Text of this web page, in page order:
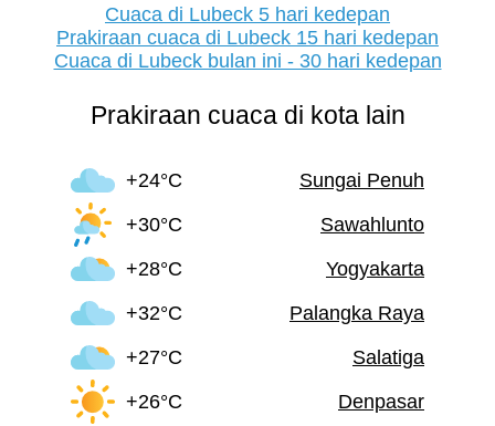
Cuaca di Lubeck 5 hari kedepan
Prakiraan cuaca di Lubeck 15 hari kedepan
Cuaca di Lubeck bulan ini - 30 hari kedepan
Prakiraan cuaca di kota lain
+24°C
Sungai Penuh
+30°C
Sawahlunto
+28°C
Yogyakarta
+32°C
Palangka Raya
+27°C
Salatiga
+26°C
Denpasar